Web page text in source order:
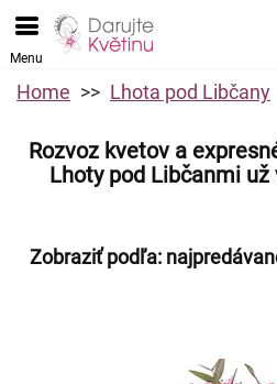
Menu
Home Lhota pod Libčany
Rozvoz kvetov a
Lhoty pod Libčanmi už
Zobraziť podľa: